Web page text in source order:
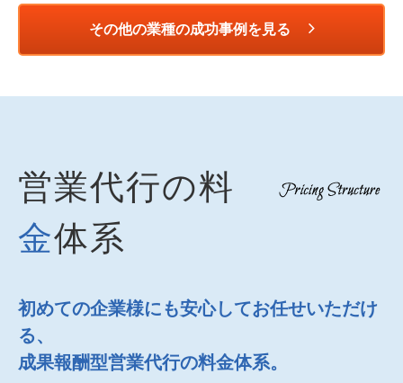
その他の業種の成功事例を見る
営業代行の料
金体系
初めての企業様にも安心してお任せいただけ
る、
成果報酬型営業代行の料金体系。